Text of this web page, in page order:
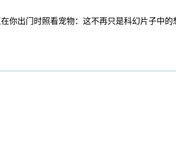
出门时照看宠物：这不再只是科幻片子中的